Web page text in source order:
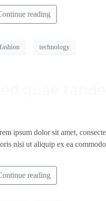
reading
fashion technology
ipsum dolor sit amet,
nisi ut aliquip ex ea
reading